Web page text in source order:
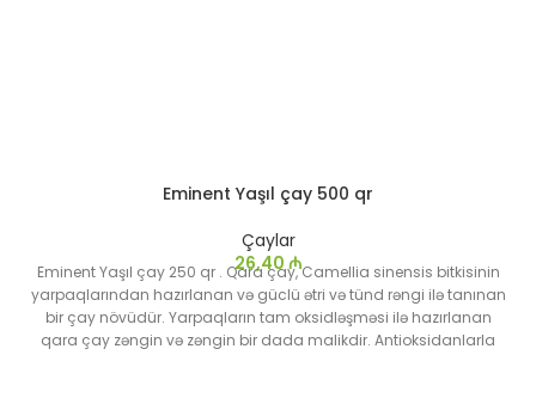
Eminent Yaşıl çay 500 qr
Çaylar
26,40₼
Eminent Yaşıl çay 250 qr . Qara çay, Camellia sinensis bitkisinin
yarpaqlarından hazırlanan və güclü ətri və tünd rəngi ilə tanınan
bir çay növüdür. Yarpaqların tam oksidləşməsi ilə hazırlanan
qara çay zəngin və zəngin bir dada malikdir. Antioksidanlarla